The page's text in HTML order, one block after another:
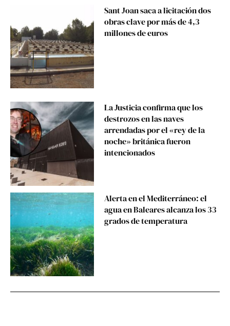
Sant Joan saca a licitación dos
obras clave por más de 4,3
millones de euros
La Justicia confirma que los
destrozos en las naves
arrendadas por el «rey de la
noche» británica fueron
intencionados
Alerta en el Mediterráneo: el
agua en Baleares alcanza los 33
grados de temperatura